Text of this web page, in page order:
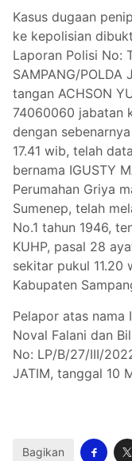
Kasus dugaan
ke kepolisian
Laporan Polisi No:
SAMPANG/POLDA
tangan ACHSON
74060060 jabatan
dengan
17.41 wib, telah
bernama IGUSTY
Perumahan Griya
Sumenep, telah
No.1 tahun 1946,
KUHP, pasal 28
sekitar pukul 11.20
Kabupaten
Pelapor atas nama
Noval Falani dan
No: LP/B/27/III/
JATIM, tanggal 10
Bagikan